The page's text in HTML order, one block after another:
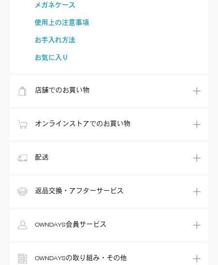
メガネケース
使用上の注意事項
お手入れ方法
お気に入り
店舗でのお買い物
オンラインストアでのお買い物
配送
返品交換・アフターサービス
OWNDAYS会員サービス
OWNDAYSの取り組み・その他